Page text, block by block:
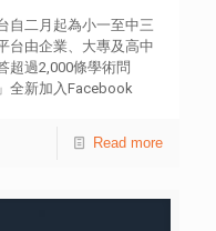
自二月起為小一至中三
台由企業、大專及高中
超過2,000條學術問
全新加入Facebook
Read more